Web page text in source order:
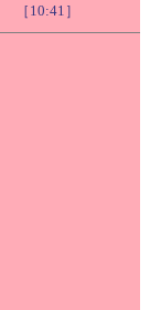
［10:41］